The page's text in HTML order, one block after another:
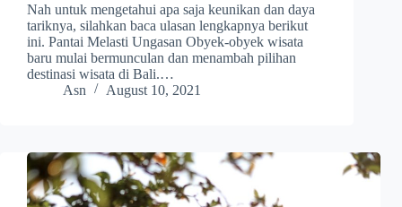
Nah untuk mengetahui apa saja keunikan dan daya
tariknya, silahkan baca ulasan lengkapnya berikut
ini. Pantai Melasti Ungasan Obyek-obyek wisata
baru mulai bermunculan dan menambah pilihan
destinasi wisata di Bali.…
Asn
August 10, 2021